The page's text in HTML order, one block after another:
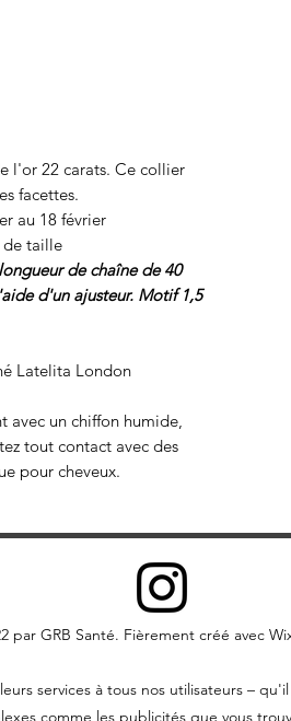
l'or 22 carats. Ce collier
facettes.
au 18 février
de taille
de chaîne de 40
d'un ajusteur. Motif 1,5
Latelita London
avec un chiffon humide,
tout contact avec des
pour cheveux.
par GRB Santé. Fièrement créé avec
services à tous nos utilisateurs –
comme les publicités que vous